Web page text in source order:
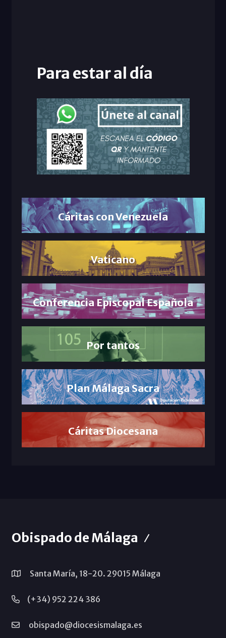
Para estar al día
Cáritas con Venezuela
Vaticano
Conferencia Episcopal Española
Por tantos
Plan Málaga Sacra
Cáritas Diocesana
Obispado de Málaga
Santa María, 18-20. 29015 Málaga
(+34) 952 224 386
obispado@diocesismalaga.es